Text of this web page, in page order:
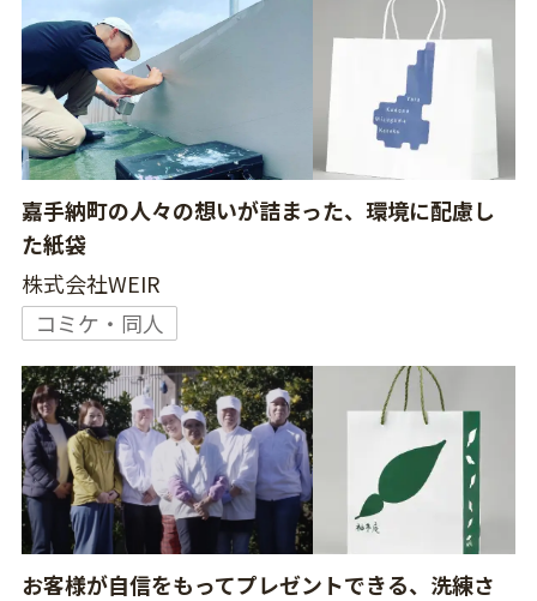
嘉手納町の人々の想いが詰まった、環境に配慮し
た紙袋
株式会社WEIR
コミケ・同人
お客様が自信をもってプレゼントできる、洗練さ